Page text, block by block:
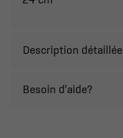
Description détaillée
Besoin d'aide?